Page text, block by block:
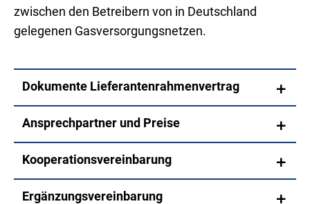
zwischen den Betreibern von in Deutschland
gelegenen Gasversorgungsnetzen.
Dokumente Lieferantenrahmenvertrag
Ansprechpartner und Preise
Kooperationsvereinbarung
Ergänzungsvereinbarung